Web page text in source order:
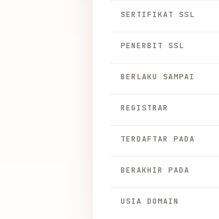
SERTIFIKAT SSL
PENERBIT SSL
BERLAKU SAMPAI
REGISTRAR
TERDAFTAR PADA
BERAKHIR PADA
USIA DOMAIN